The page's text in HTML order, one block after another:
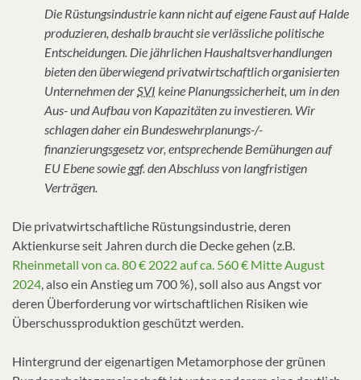
Die Rüstungsindustrie kann nicht auf eigene Faust auf Halde
produzieren, deshalb braucht sie verlässliche politische
Entscheidungen. Die jährlichen Haushaltsverhandlungen
bieten den überwiegend privatwirtschaftlich organisierten
Unternehmen derSVI keine Planungssicherheit, um in den
Aus- und Aufbau von Kapazitäten zu investieren. Wir
schlagen daher ein Bundeswehrplanungs-/-
finanzierungsgesetz vor, entsprechende Bemühungen auf
EU Ebene sowie ggf. den Abschluss von langfristigen
Verträgen.
Die privatwirtschaftliche Rüstungsindustrie, deren
Aktienkurse seit Jahren durch die Decke gehen (z.B.
Rheinmetall von ca. 80 € 2022 auf ca. 560 € Mitte August
2024, also ein Anstieg um 700 %), soll also aus Angst vor
deren Überforderung vor wirtschaftlichen Risiken wie
Überschussproduktion geschützt werden.
Hintergrund der eigenartigen Metamorphose der grünen